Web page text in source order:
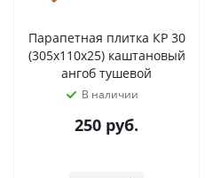
Парапетная плитка КР 30
(305х110х25) каштановый
ангоб тушевой
В наличии
250 руб.